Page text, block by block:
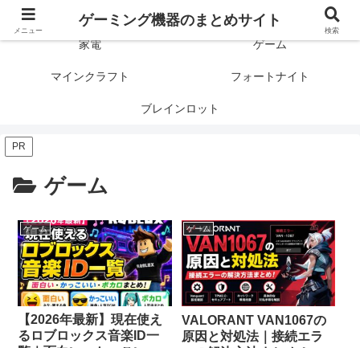
ゲーミング製品の口コミや評判と比較を紹介します！
家電 ゲーム
マインクラフト フォートナイト
ブレインロット
PR
ゲーム
ゲーム
【2026年最新】現在使え
るロブロックス音楽ID一
ゲーム
VALORANT VAN1067の
原因と対処法｜接続エラ
メニュー
ゲーミング機器のまとめサイト
検索